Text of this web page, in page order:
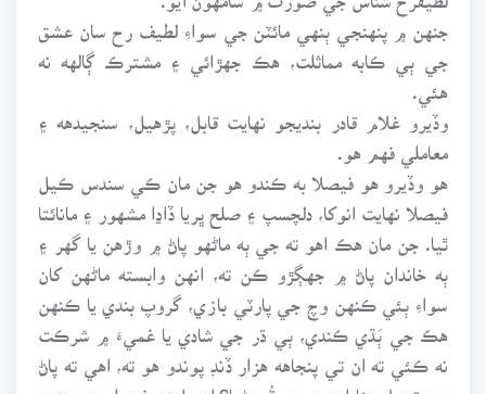
جنهن ۾ پنهنجي ٻنهي مائٽن جي سواءِ لطيف رح سان عشق
جي ٻي ڪابه مماثلت، هڪ جهڙائي ۽ مشترڪ ڳالهه نه
وڏيرو غلام قادر بنديجو نهايت قابل، پڙهيل، سنجيدهه ۽
معاملي فهم هو.
هو وڏيرو هو فيصلا به ڪندو هو جن مان ڪي سندس ڪيل
فيصلا نهايت انوکا، دلچسپ ۽ صلح ڀريا ڏاڍا مشهور ۽ مانائتا
ٿيا. جن مان هڪ اهو ته جي ٻه ماڻهو پاڻ ۾ وڙهن يا گهر ۽
ٻه خاندان پاڻ ۾ جهڳڙو ڪن ته، انهن وابسته ماڻهن کان
سواءِ ٻئي ڪنهن وچ جي پارٽي بازي، گروپ بندي يا ڪنهن
هڪ جي ٻَڌي ڪندي، ٻي ڌر جي شادي يا غميءَ ۾ شرڪت
نه ڪئي ته ان تي پنجاهه هزار ڏنڊ پوندو هو ته، اهي ته پاڻ
۾ وڙهيل هئا اوهين ڇو ڌُرِ بڻيا؟ اهو اهڙو فيصلو هو جنهن